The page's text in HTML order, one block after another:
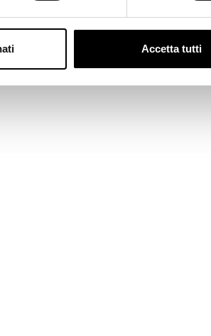
Accetta tutti
Store Locator